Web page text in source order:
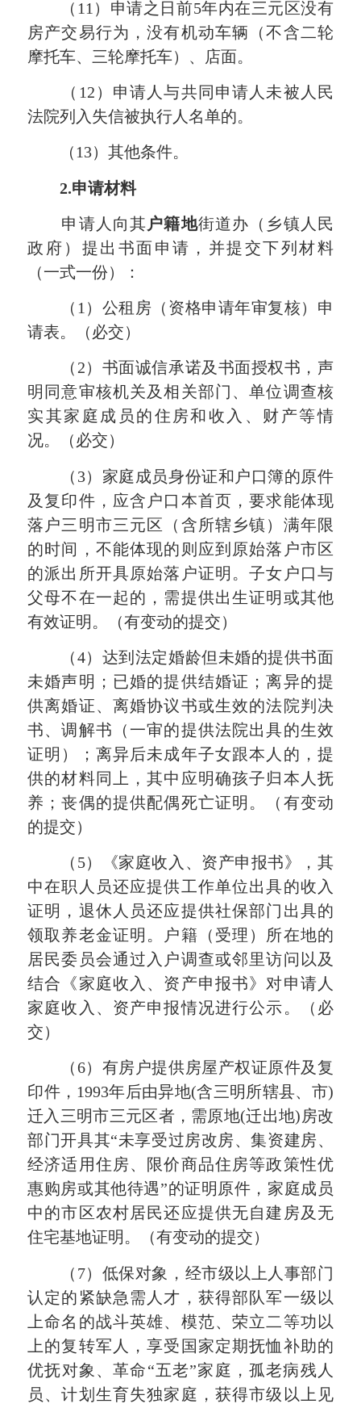
（11）申请之日前5年内在三元区没有
房产交易行为，没有机动车辆（不含二轮
摩托车、三轮摩托车）、店面。
（12）申请人与共同 申请人未被人民
法院列入失信被执行人名单的。
（13）其他条件。
2.申请材料
申请人向其 户籍地街道办（乡镇人民
政府）提出书面申请，并提交下列材料
（一式一份）：
（1）公租房（资格申请年审复核）申
请表。（必交）
（2）书面诚信承诺及书面授权书，声
明同意审核机关及相关部门、单位调查核
实其家庭成员的住房和收入、财产等情
况。（必交）
（3）家庭成员身份证和户口簿的原件
及复印件，应含户口本首页，要求能体现
落户三明市三元区（含所辖乡镇）满年限
的时间，不能体现的则应到原始落户市区
的派出所开具原始落户证明。子女户口与
父母不在一起的，需提供出生证明或其他
有效证明。（有变动的提交）
（4）达到法定婚龄但未婚的提供书面
未婚声明；已婚的提供结婚证；离异的提
供离婚证、离婚协议书或生效的法院判决
书、调解书（一审的提供法院出具的生效
证明）；离异后未成年子女跟本人的，提
供的材料同上，其中应明确孩子归本人抚
养；丧偶的提供配偶死亡证明。（有变动
的提交）
（5）《家庭收入、资产申报书》，其
中在职人员还应提供工作单位出具的收入
证明，退休人员还应提供社保部门出具的
领取养老金证明。户籍（受理）所在地的
居民委员会通过入户调查或邻里访问以及
结合《家庭收入、资产申报书》对申请人
家庭收入、资产申报情况进行公示。（必
交）
（6）有房户提供房屋产权证原件及复
印件，1993年后由异地(含三明所辖县、市)
迁入三明市三元区者，需原地(迁出地)房改
部门开具其“未享受过房改房、集资建房、
经济适用住房、限价商品住房等政策性优
惠购房或其他待遇”的证明原件，家庭成员
中的市区农村居民还应提供无自建房及无
住宅基地证明。（有变动的提交）
（7）低保对象，经市级以上人事部门
认定的紧缺急需人才，获得部队军一级以
上命名的战斗英雄、模范、荣立二等功以
上的复转军人，享受国家定期抚恤补助的
优抚对象、革命“五老”家庭，孤老病残人
员、计划生育失独家庭，获得市级以上见